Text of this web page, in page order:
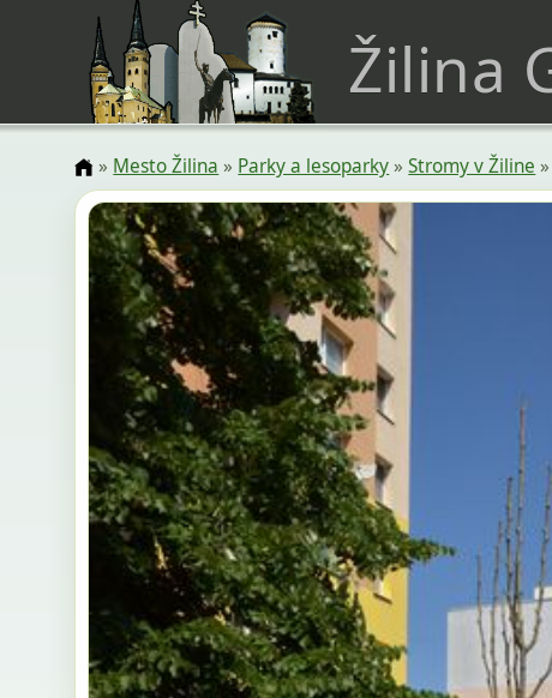
Žilina
» Mesto Žilina » Parky a lesoparky»Stromy v Žiline